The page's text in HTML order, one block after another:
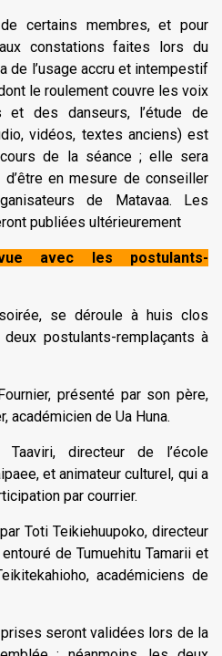
certains membres, et pour
constations faites lors du
de l’usage accru et intempestif
le roulement couvre les voix
et des danseurs, l’étude de
vidéos, textes anciens) est
de la séance ; elle sera
en mesure de conseiller
de Matavaa. Les
publiées ultérieurement
avec les postulants-
se déroule à huis clos
deux postulants-remplaçants à
présenté par son père,
académicien de Ua Huna.
directeur de l’école
et animateur culturel, qui a
par courrier.
Toti Teikiehuupoko, directeur
entouré de Tumuehitu Tamarii et
académiciens de
seront validées lors de la